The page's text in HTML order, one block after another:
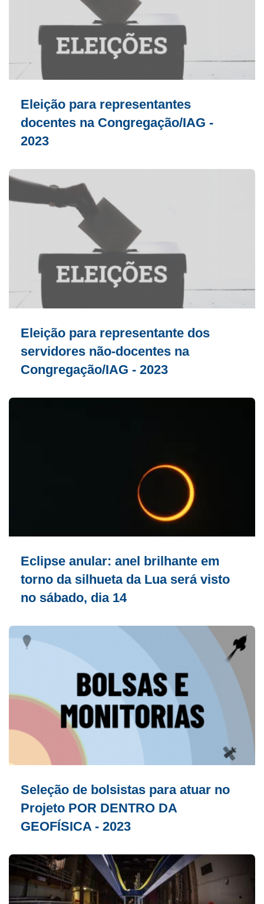
Eleição para representantes
docentes na Congregação/IAG -
2023
Eleição para representante dos
servidores não-docentes na
Congregação/IAG - 2023
Eclipse anular: anel brilhante em
torno da silhueta da Lua será visto
no sábado, dia 14
Seleção de bolsistas para atuar no
Projeto POR DENTRO DA
GEOFÍSICA - 2023